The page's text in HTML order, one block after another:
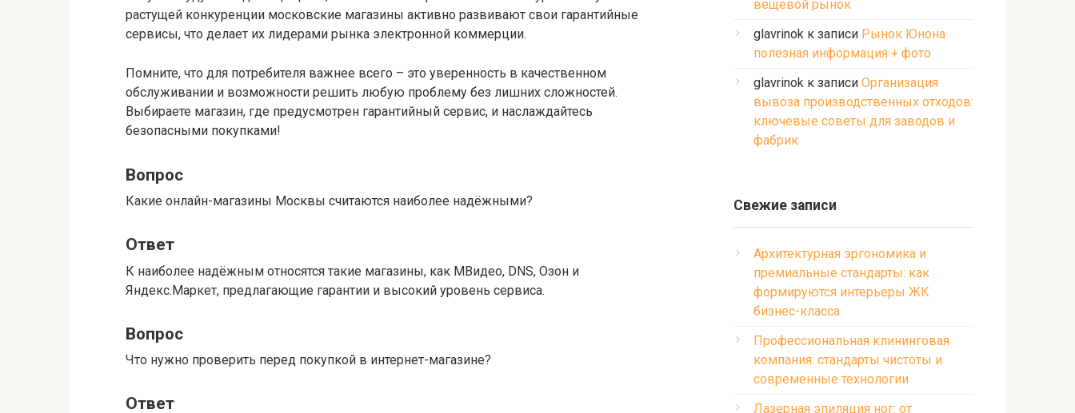
растущей конкуренции московские магазины активно развивают свои гарантийные
сервисы, что делает их лидерами рынка электронной коммерции.
Помните, что для потребителя важнее всего – это уверенность в качественном
обслуживании и возможности решить любую проблему без лишних сложностей.
Выбираете магазин, где предусмотрен гарантийный сервис, и наслаждайтесь
безопасными покупками!
Вопрос
Какие онлайн-магазины Москвы считаются наиболее надёжными?
Ответ
К наиболее надёжным относятся такие магазины, как МВидео, DNS, Озон и
Яндекс.Маркет, предлагающие гарантии и высокий уровень сервиса.
Вопрос
Что нужно проверить перед покупкой в интернет-магазине?
Ответ
вещевой рынок
glavrinok к записи Рынок Юнона
полезная информация + фото
glavrinok к записи Организация
вывоза производственных отходов:
ключевые советы для заводов и
фабрик
Свежие записи
Архитектурная эргономика и
премиальные стандарты: как
формируются интерьеры ЖК
бизнес-класса
Профессиональная клининговая
компания: стандарты чистоты и
современные технологии
Лазерная эпиляция ног: от